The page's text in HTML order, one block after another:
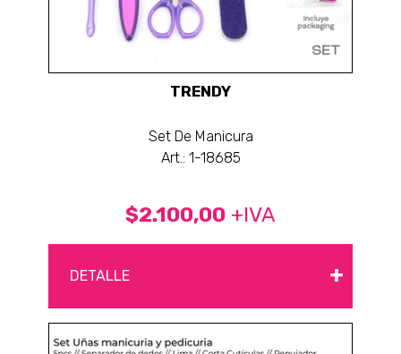
TRENDY
Set De Manicura
Art.: 1-18685
$2.100,00 +IVA
DETALLE +